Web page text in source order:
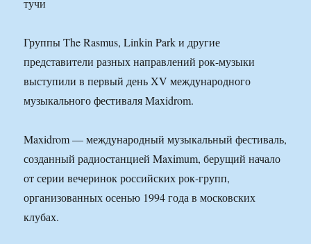
Группы The Rasmus, Linkin Park и другие
представители разных направлений рок-музыки
выступили в первый день XV международного
музыкального фестиваля Maxidrom.
Maxidrom — международный музыкальный фестиваль,
созданный радиостанцией Maximum, берущий начало
от серии вечеринок российских рок-групп,
организованных осенью 1994 года в московских
клубах.